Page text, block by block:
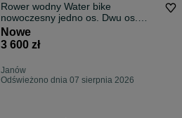
Rower wodny Water bike
nowoczesny jedno os. Dwu os.
sport
Nowe
3 600 zł
Janów
Odświeżono dnia 07 sierpnia 2026